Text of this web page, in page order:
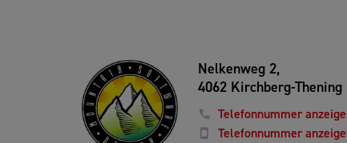
Nelkenweg 2,
4062 Kirchberg-Thening
Telefonnummer
Telefonnummer